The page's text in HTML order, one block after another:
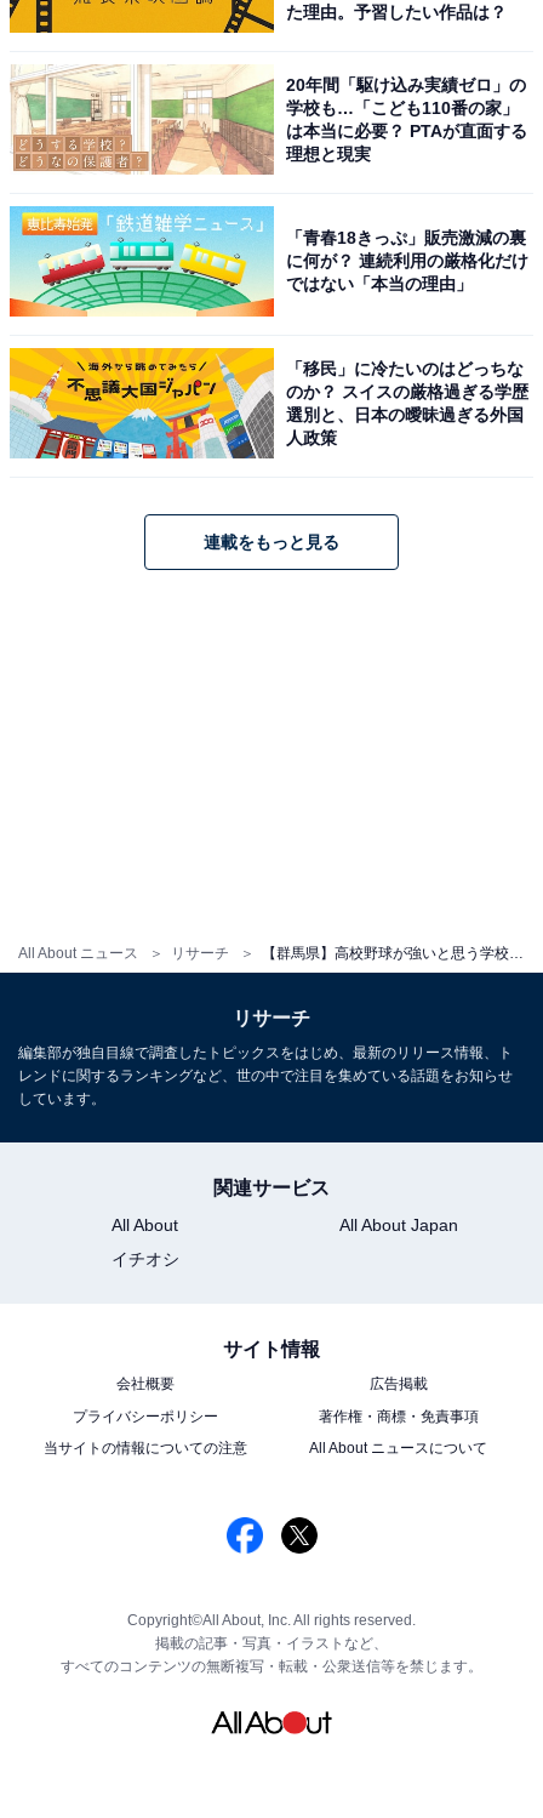
All About ニュース リサーチ 【群馬県】高校野球が強いと思う学校ランキング！ 2位「健大高崎」を抑えた1位は？
た理由。予習したい作品は？
20年間「駆け込み実績ゼロ」の
学校も…「こども110番の家」
は本当に必要？ PTAが直面する
理想と現実
「青春18きっぷ」販売激減の裏
に何が？ 連続利用の厳格化だけ
ではない「本当の理由」
「移民」に冷たいのはどっちな
のか？ スイスの厳格過ぎる学歴
選別と、日本の曖昧過ぎる外国
人政策
連載をもっと見る
リサーチ
編集部が独自目線で調査したトピックスをはじめ、最新のリリース情報、ト
レンドに関するランキングなど、世の中で注目を集めている話題をお知らせ
しています。
関連サービス
All About
All About Japan
イチオシ
サイト情報
会社概要
広告掲載
プライバシーポリシー
著作権・商標・免責事項
当サイトの情報についての注意
All About ニュースについて
Copyright©All About, Inc. All rights reserved.
掲載の記事・写真・イラストなど、
すべてのコンテンツの無断複写・転載・公衆送信等を禁じます。